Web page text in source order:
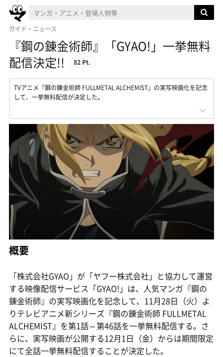
ガイド・ニュース
『鋼の錬金術師』「GYAO!」一挙無料
配信決定!!
82 Pt.
TVアニメ『鋼の錬金術師 FULLMETAL ALCHEMIST』の実写映画化を記念
して、一挙無料配信が決定した。
概要
「株式会社GYAO」が「ヤフー株式会社」と協力して運営
する映像配信サービス「GYAO!」は、人気マンガ『鋼の
錬金術師』の実写映画化を記念して、11月28日（火）よ
りテレビアニメ新シリーズ『鋼の錬金術師 FULLMETAL
ALCHEMIST』を第1話～第46話を一挙無料配信する。さ
らに、実写映画が公開する12月1日（金）からは期間限定
にて全話一挙無料配信することが決定した。